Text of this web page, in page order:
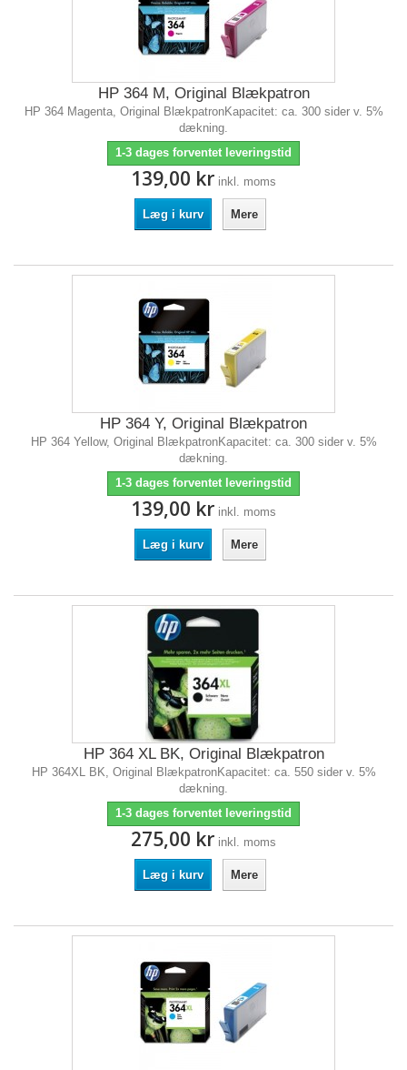
HP 364 M, Original Blækpatron
HP 364 Magenta, Original BlækpatronKapacitet: ca. 300 sider v. 5%
dækning.
1-3 dages forventet leveringstid
139,00 kr inkl. moms
Læg i kurv Mere
HP 364 Y, Original Blækpatron
HP 364 Yellow, Original BlækpatronKapacitet: ca. 300 sider v. 5%
dækning.
1-3 dages forventet leveringstid
139,00 kr inkl. moms
Læg i kurv Mere
HP 364 XL BK, Original Blækpatron
HP 364XL BK, Original BlækpatronKapacitet: ca. 550 sider v. 5%
dækning.
1-3 dages forventet leveringstid
275,00 kr inkl. moms
Læg i kurv Mere